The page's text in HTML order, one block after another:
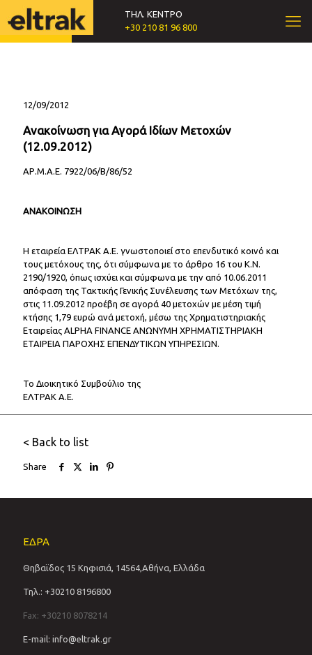
ΤΗΛ. ΚΕΝΤΡΟ
+30 210 81 96 800
12/09/2012
Ανακοίνωση για Αγορά Ιδίων Μετοχών
(12.09.2012)
ΑΡ.Μ.Α.Ε. 7922/06/Β/86/52
ΑΝΑΚΟΙΝΩΣΗ
Η εταιρεία ΕΛΤΡΑΚ Α.Ε. γνωστοποιεί στο επενδυτικό κοινό και
τους μετόχους της, ότι σύμφωνα με το άρθρο 16 του Κ.Ν.
2190/1920, όπως ισχύει και σύμφωνα με την από 10.06.2011
απόφαση της Τακτικής Γενικής Συνέλευσης των Μετόχων της,
στις 11.09.2012 προέβη σε αγορά 40 μετοχών με μέση τιμή
κτήσης 1,79 ευρώ ανά μετοχή, μέσω της Χρηματιστηριακής
Εταιρείας ALPHA FINANCE ΑΝΩΝΥΜΗ ΧΡΗΜΑΤΙΣΤΗΡΙΑΚΗ
ΕΤΑΙΡΕΙΑ ΠΑΡΟΧΗΣ ΕΠΕΝΔΥΤΙΚΩΝ ΥΠΗΡΕΣΙΩΝ.
Το Διοικητικό Συμβούλιο της
ΕΛΤΡΑΚ Α.Ε.
< Back to list
Share
ΕΔΡΑ
Θηβαϊδος 15 Κηφισιά, 14564,Αθήνα, Ελλάδα
Τηλ.: +30210 8196800
Fax: +30210 8078214
E-mail: info@eltrak.gr